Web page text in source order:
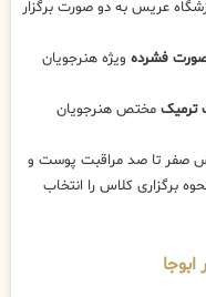
عریس به دو صورت برگزار
فشرده ویژه هنرجویان
ترمیک مختص هنرجویان
صفر تا صد مراقبت پوست و
برگزاری کلاس را انتخاب